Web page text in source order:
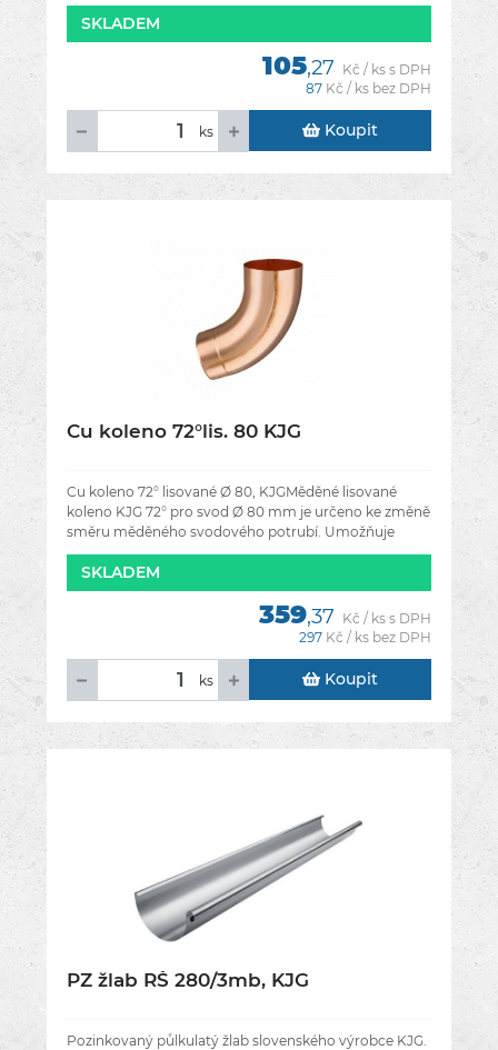
SKLADEM
105,27 Kč / ks s DPH
87 Kč / ks bez DPH
ks Koupit
Cu koleno 72°lis. 80 KJG
Cu koleno 72° lisované Ø 80, KJGMěděné lisované
koleno KJG 72° pro svod Ø 80 mm je určeno ke změně
směru měděného svodového potrubí. Umožňuje
praktické vedení svodu kolem fasády
SKLADEM
359,37 Kč / ks s DPH
297 Kč / ks bez DPH
ks Koupit
PZ žlab RŠ 280/3mb, KJG
Pozinkovaný půlkulatý žlab slovenského výrobce KJG.